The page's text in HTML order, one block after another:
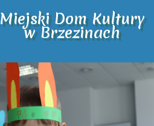
Miejski Dom Kultury
w Brzezinach